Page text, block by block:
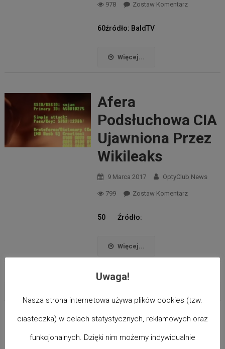
978 Zostaw Komentarz
60źródło: BaldTV
Więcej...
Afera
Podsłuchowa CIA
Ujawniona Przez
Wikileaks
9 Marca 2017 OptyClub News
799 Zostaw Komentarz
50 Źródło:
Więcej...
Uwaga!
Nasza strona internetowa używa plików cookies (tzw.
ciasteczka) w celach statystycznych, reklamowych oraz
funkcjonalnych. Dzięki nim możemy indywidualnie